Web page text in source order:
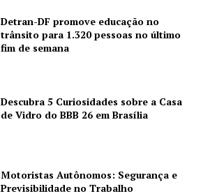
Detran-DF promove educação no
trânsito para 1.320 pessoas no último
fim de semana
Descubra 5 Curiosidades sobre a Casa
de Vidro do BBB 26 em Brasília
Motoristas Autônomos: Segurança e
Previsibilidade no Trabalho